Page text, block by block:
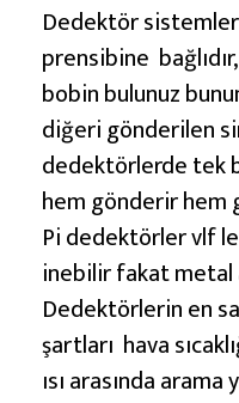
Dedektör
prensibine
bobin bulunuz
diğeri gönderilen
dedektörlerde tek
hem gönderir hem
Pi dedektörler vlf
inebilir fakat metal
Dedektörlerin en
şartları hava
ısı arasında arama